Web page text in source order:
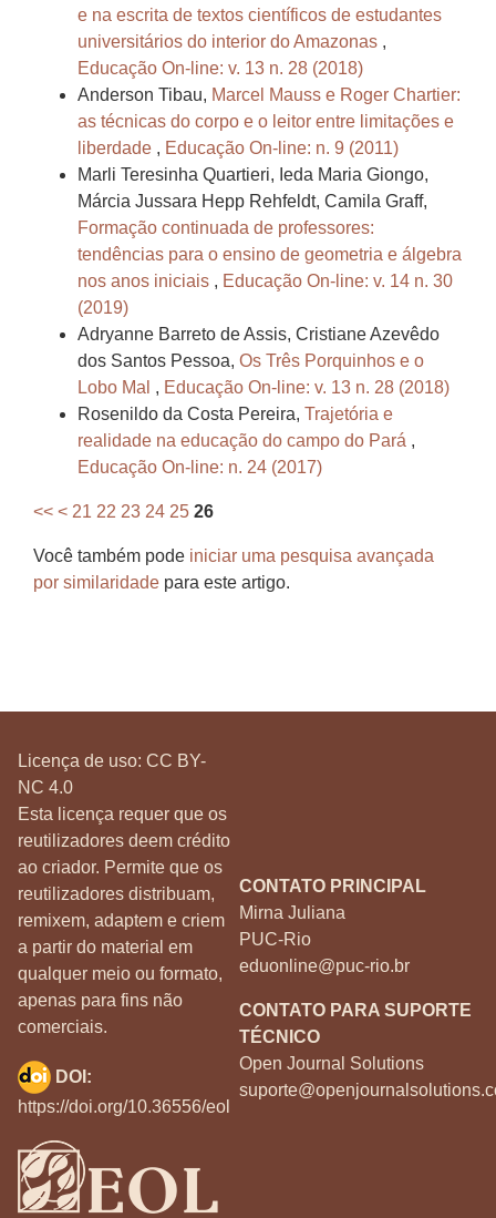
e na escrita de textos científicos de estudantes
universitários do interior do Amazonas ,
Educação On-line: v. 13 n. 28 (2018)
Anderson Tibau, Marcel Mauss e Roger Chartier:
as técnicas do corpo e o leitor entre limitações e
liberdade , Educação On-line: n. 9 (2011)
Marli Teresinha Quartieri, Ieda Maria Giongo,
Márcia Jussara Hepp Rehfeldt, Camila Graff,
Formação continuada de professores:
tendências para o ensino de geometria e álgebra
nos anos iniciais , Educação On-line: v. 14 n. 30
(2019)
Adryanne Barreto de Assis, Cristiane Azevêdo
dos Santos Pessoa, Os Três Porquinhos e o
Lobo Mal , Educação On-line: v. 13 n. 28 (2018)
Rosenildo da Costa Pereira, Trajetória e
realidade na educação do campo do Pará ,
Educação On-line: n. 24 (2017)
<< < 21 22 23 24 25 26
Você também pode iniciar uma pesquisa avançada
por similaridade para este artigo.
Licença de uso: CC BY-
NC 4.0
Esta licença requer que os
reutilizadores deem crédito
ao criador. Permite que os
reutilizadores distribuam,
remixem, adaptem e criem
a partir do material em
qualquer meio ou formato,
apenas para fins não
comerciais.
CONTATO PRINCIPAL
Mirna Juliana
PUC-Rio
eduonline@puc-rio.br
CONTATO PARA SUPORTE
TÉCNICO
Open Journal Solutions
DOI:
https://doi.org/10.36556/eol